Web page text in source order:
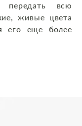
передать всю
живые цвета
его еще более